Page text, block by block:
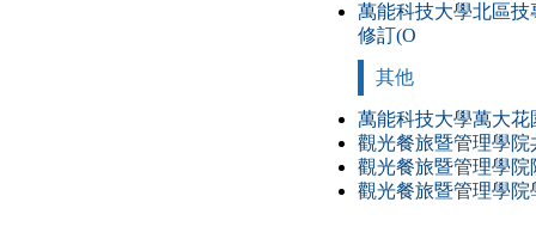
萬能科技大學北區技
修訂(O
其他
萬能科技大學萬大花
觀光餐旅暨管理學院
觀光餐旅暨管理學院
觀光餐旅暨管理學院